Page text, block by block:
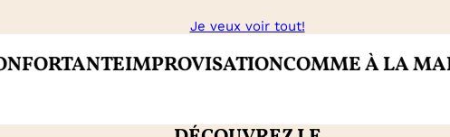
Je veux voir tout!
IMPROVISATIONCOMME À LA MAISON